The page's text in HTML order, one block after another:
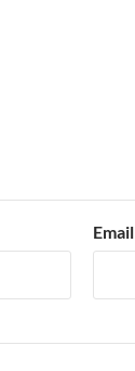
Email